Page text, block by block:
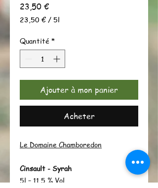
23,50 €Prix
23,50 € / 5l
pour
5
Quantité *
Ajouter à mon panier
Acheter
Le Domaine Chamboredon
Cinsault - Syrah
5l – 11,5 % Vol.